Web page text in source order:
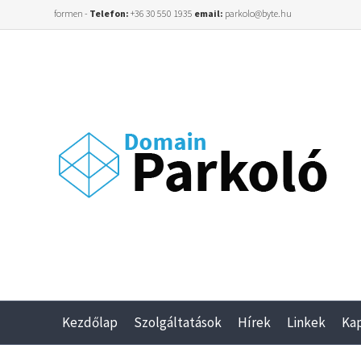
formen - Telefon: +36 30 550 1935 email: parkolo@byte.hu
Kezdőlap Szolgáltatások Hírek Linkek